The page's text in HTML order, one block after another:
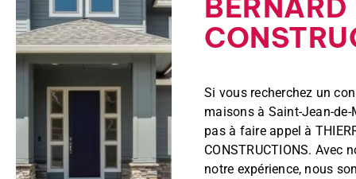
BERNARD
Si vous recherchez un
maisons à Saint-Jean-de-
pas à faire appel à
CONSTRUCTIONS. Avec
notre expérience, nous